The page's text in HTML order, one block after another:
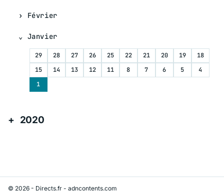
Février
Janvier
29 28 27 26 25 22 21 20 19
18
15
14 13 12 11 8 7 6 5
4
1
2020
© 2026 - Directs.fr - adncontents.com